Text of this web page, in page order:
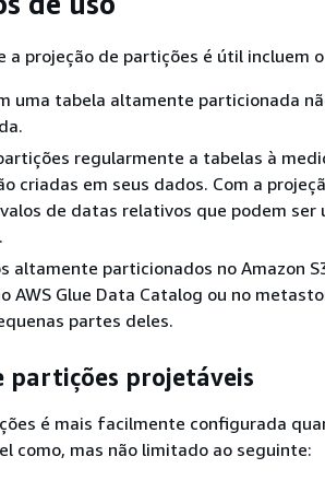
a projeção de partições é útil incluem
uma tabela altamente particionada
regularmente a tabelas à
criadas em seus dados. Com a
de datas relativos que podem ser
altamente particionados no Amazon
AWS Glue Data Catalog ou no
partes deles.
partições projetáveis
é mais facilmente configurada
como, mas não limitado ao seguinte: